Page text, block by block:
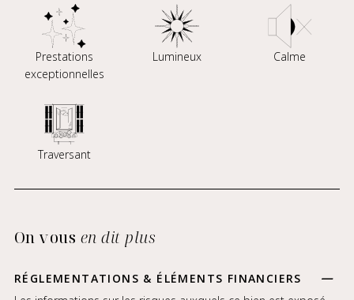
Prestations
exceptionnelles
Lumineux Calme
Traversant
On vous en dit plus
RÉGLEMENTATIONS & ÉLÉMENTS FINANCIERS